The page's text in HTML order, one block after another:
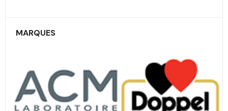
MARQUES